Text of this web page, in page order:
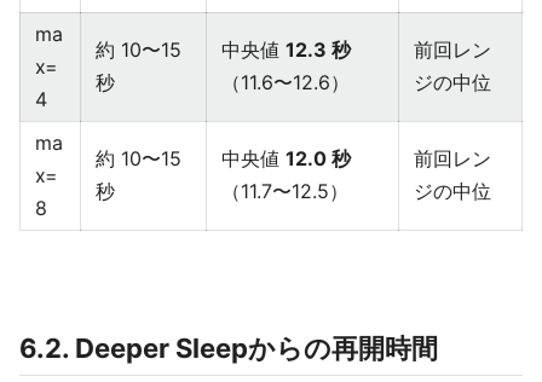
ma
x=
4
約 10〜15
秒
中央値 12.3 秒
（11.6〜12.6）
前回レン
ジの中位
ma
x=
8
約 10〜15
秒
中央値 12.0 秒
（11.7〜12.5）
前回レン
ジの中位
6.2. Deeper Sleepからの再開時間